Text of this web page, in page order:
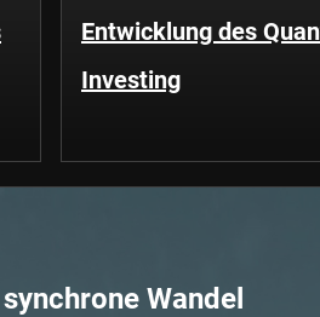
Entwicklung des
Investing
Wandel